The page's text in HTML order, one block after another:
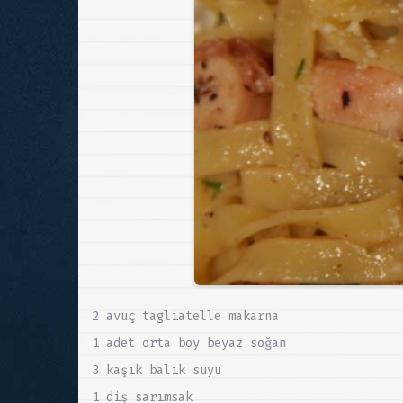
2 avuç tagliatelle makarna
1 adet orta boy beyaz soğan
3 kaşık balık suyu
1 diş sarımsak